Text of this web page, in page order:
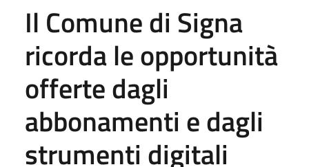
Il Comune di Signa
ricorda le opportunità
offerte dagli
abbonamenti e dagli
strumenti digitali